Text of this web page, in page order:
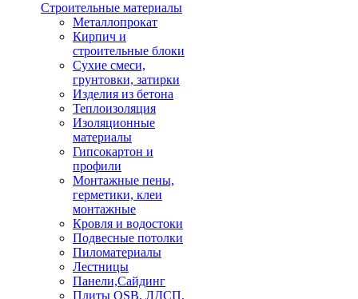
Строительные материалы
Металлопрокат
Кирпич и
строительные блоки
Сухие смеси,
грунтовки, затирки
Изделия из бетона
Теплоизоляция
Изоляционные
материалы
Гипсокартон и
профили
Монтажные пены,
герметики, клеи
монтажные
Кровля и водостоки
Подвесные потолки
Пиломатериалы
Лестницы
Панели,Сайдинг
Плиты OSB, ЛДСП,